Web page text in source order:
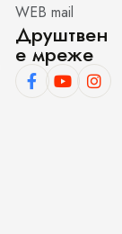
WEB mail
Друштвен
е мреже